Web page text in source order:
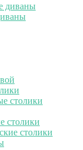
диваны
столики
столики
столики